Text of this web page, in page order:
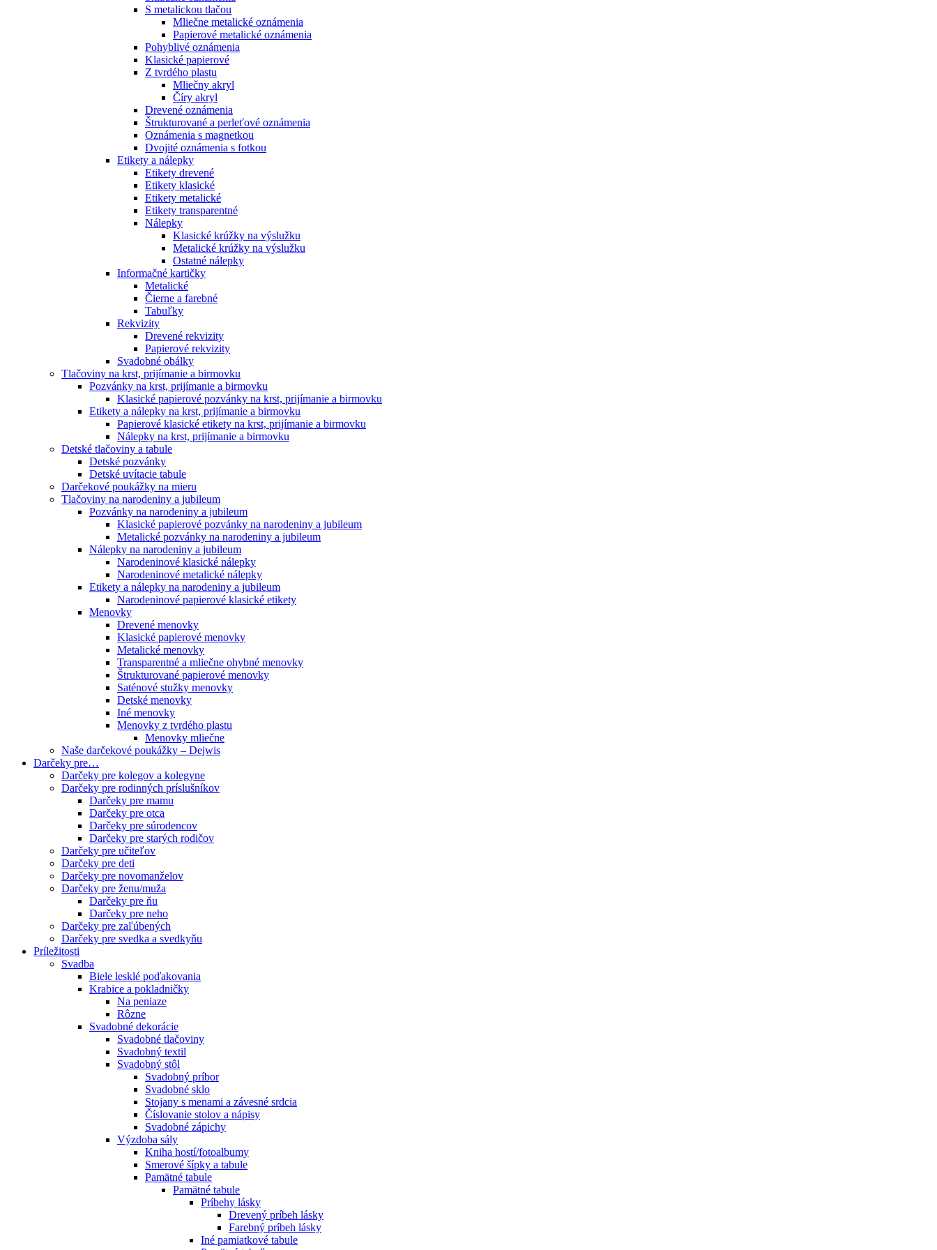
S metalickou tlačou
Mliečne metalické oznámenia
Papierové metalické oznámenia
Pohyblivé oznámenia
Klasické papierové
Z tvrdého plastu
Mliečny akryl
Číry akryl
Drevené oznámenia
Štrukturované a perleťové oznámenia
Oznámenia s magnetkou
Dvojité oznámenia s fotkou
Etikety a nálepky
Etikety drevené
Etikety klasické
Etikety metalické
Etikety transparentné
Nálepky
Klasické krúžky na výslužku
Metalické krúžky na výslužku
Ostatné nálepky
Informačné kartičky
Metalické
Čierne a farebné
Tabuľky
Rekvizity
Drevené rekvizity
Papierové rekvizity
Svadobné obálky
Tlačoviny na krst, prijímanie a birmovku
Pozvánky na krst, prijímanie a birmovku
Klasické papierové pozvánky na krst, prijímanie a birmovku
Etikety a nálepky na krst, prijímanie a birmovku
Papierové klasické etikety na krst, prijímanie a birmovku
Nálepky na krst, prijímanie a birmovku
Detské tlačoviny a tabule
Detské pozvánky
Detské uvítacie tabule
Darčekové poukážky na mieru
Tlačoviny na narodeniny a jubileum
Pozvánky na narodeniny a jubileum
Klasické papierové pozvánky na narodeniny a jubileum
Metalické pozvánky na narodeniny a jubileum
Nálepky na narodeniny a jubileum
Narodeninové klasické nálepky
Narodeninové metalické nálepky
Etikety a nálepky na narodeniny a jubileum
Narodeninové papierové klasické etikety
Menovky
Drevené menovky
Klasické papierové menovky
Metalické menovky
Transparentné a mliečne ohybné menovky
Štrukturované papierové menovky
Saténové stužky menovky
Detské menovky
Iné menovky
Menovky z tvrdého plastu
Menovky mliečne
Naše darčekové poukážky – Dejwis
Darčeky pre…
Darčeky pre kolegov a kolegyne
Darčeky pre rodinných príslušníkov
Darčeky pre mamu
Darčeky pre otca
Darčeky pre súrodencov
Darčeky pre starých rodičov
Darčeky pre učiteľov
Darčeky pre deti
Darčeky pre novomanželov
Darčeky pre ženu/muža
Darčeky pre ňu
Darčeky pre neho
Darčeky pre zaľúbených
Darčeky pre svedka a svedkyňu
Príležitosti
Svadba
Biele lesklé poďakovania
Krabice a pokladničky
Na peniaze
Rôzne
Svadobné dekorácie
Svadobné tlačoviny
Svadobný textil
Svadobný stôl
Svadobný príbor
Svadobné sklo
Stojany s menami a závesné srdcia
Číslovanie stolov a nápisy
Svadobné zápichy
Výzdoba sály
Kniha hostí/fotoalbumy
Smerové šípky a tabule
Pamätné tabule
Pamätné tabule
Príbehy lásky
Drevený príbeh lásky
Farebný príbeh lásky
Iné pamiatkové tabule